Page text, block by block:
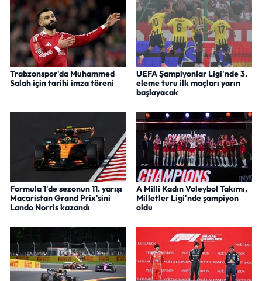
Trabzonspor'da Muhammed
Salah için tarihi imza töreni
UEFA Şampiyonlar Ligi'nde 3.
eleme turu ilk maçları yarın
başlayacak
Formula 1'de sezonun 11. yarışı
Macaristan Grand Prix'sini
Lando Norris kazandı
A Milli Kadın Voleybol Takımı,
Milletler Ligi'nde şampiyon
oldu